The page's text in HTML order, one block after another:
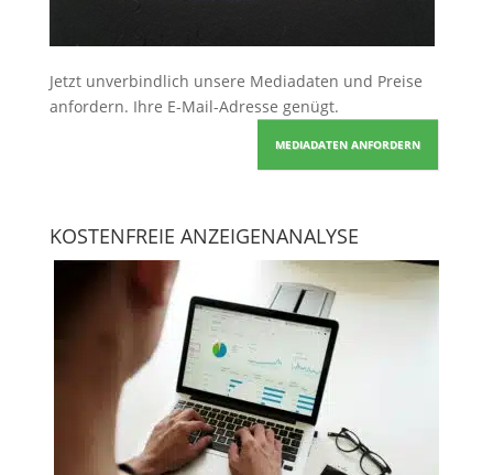
Jetzt unverbindlich unsere Mediadaten und Preise
anfordern. Ihre E-Mail-Adresse genügt.
MEDIADATEN ANFORDERN
KOSTENFREIE ANZEIGENANALYSE